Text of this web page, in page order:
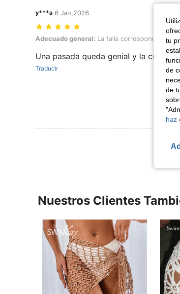
y***a 6 Jan,2026
Adecuado general: La talla corresponde, Color:
Adecuado general: La talla corresponde
Una pasada queda genial y la cuerda
Traducir
Nuestros Clientes
tu
de
de
haz